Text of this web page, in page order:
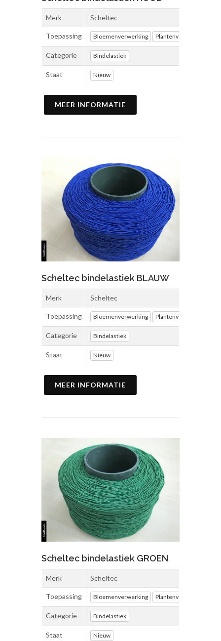
Merk Scheltec
Toepassing Bloemenverwerking Plantenverwerking
Categorie Bindelastiek
Staat Nieuw
MEER INFORMATIE
Scheltec bindelastiek BLAUW
Merk Scheltec
Toepassing Bloemenverwerking Plantenverwerking
Categorie Bindelastiek
Staat Nieuw
MEER INFORMATIE
Scheltec bindelastiek GROEN
Merk Scheltec
Toepassing Bloemenverwerking Plantenverwerking
Categorie Bindelastiek
Staat Nieuw